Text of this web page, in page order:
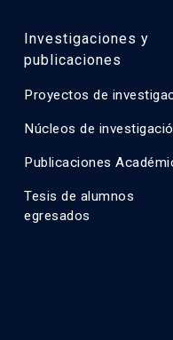
Investigaciones y
publicaciones
Proyectos de
Núcleos de
Publicaciones
Tesis de alumnos
egresados